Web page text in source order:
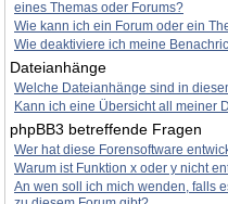
eines Themas oder Forums?
Wie kann ich ein Forum oder ein
Wie deaktiviere ich meine
Dateianhänge
Welche Dateianhänge sind in
Kann ich eine Übersicht all meiner
phpBB3 betreffende Fragen
Wer hat diese Forensoftware
Warum ist Funktion x oder y nicht
An wen soll ich mich wenden, falls